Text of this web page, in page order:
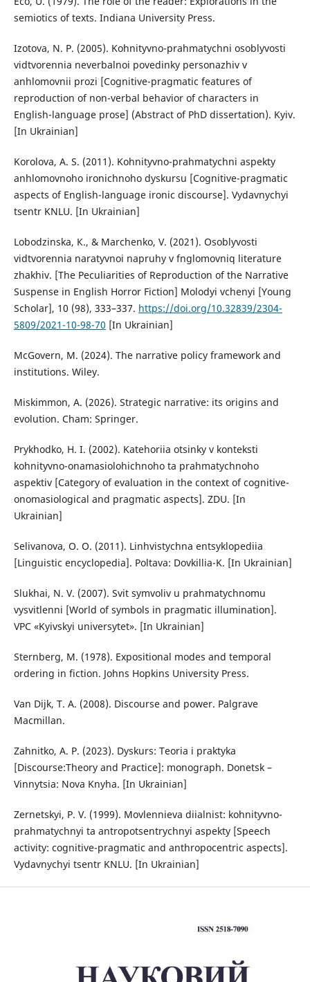
semiotics of texts. Indiana University Press.
Izotova, N. P. (2005). Kohnityvno-prahmatychni osoblyvosti
vidtvorennia neverbalnoi povedinky personazhiv v
anhlomovnii prozi [Cognitive-pragmatic features of
reproduction of non-verbal behavior of characters in
English-language prose] (Abstract of PhD dissertation). Kyiv.
[In Ukrainian]
Korolova, A. S. (2011). Kohnityvno-prahmatychni aspekty
anhlomovnoho ironichnoho dyskursu [Cognitive-pragmatic
aspects of English-language ironic discourse]. Vydavnychyi
tsentr KNLU. [In Ukrainian]
Lobodzinska, К., & Marchenko, V. (2021). Osoblyvosti
vidtvorennia naratyvnoi napruhy v fnglomovniq literature
zhakhiv. [The Peculiarities of Reproduction of the Narrative
Suspense in English Horror Fiction] Molodyi vchenyi [Young
Scholar], 10 (98), 333–337. https://doi.org/10.32839/2304-
5809/2021-10-98-70 [In Ukrainian]
McGovern, M. (2024). The narrative policy framework and
institutions. Wiley.
Miskimmon, A. (2026). Strategic narrative: its origins and
evolution. Cham: Springer.
Prykhodko, H. I. (2002). Katehoriia otsinky v konteksti
kohnityvno-onamasiolohichnoho ta prahmatychnoho
aspektiv [Category of evaluation in the context of cognitive-
onomasiological and pragmatic aspects]. ZDU. [In
Ukrainian]
Selivanova, O. O. (2011). Linhvistychna entsyklopediia
[Linguistic encyclopedia]. Poltava: Dovkillia-K. [In Ukrainian]
Slukhai, N. V. (2007). Svit symvoliv u prahmatychnomu
vysvitlenni [World of symbols in pragmatic illumination].
VPC «Kyivskyi universytet». [In Ukrainian]
Sternberg, M. (1978). Expositional modes and temporal
ordering in fiction. Johns Hopkins University Press.
Van Dijk, T. A. (2008). Discourse and power. Palgrave
Macmillan.
Zahnitko, A. P. (2023). Dyskurs: Teoria i praktyka
[Discourse:Theory and Practice]: monograph. Donetsk –
Vinnytsia: Nova Knyha. [In Ukrainian]
Zernetskyi, P. V. (1999). Movlennieva diialnist: kohnityvno-
prahmatychnyi ta antropotsentrychnyi aspekty [Speech
activity: cognitive-pragmatic and anthropocentric aspects].
Vydavnychyi tsentr KNLU. [In Ukrainian]